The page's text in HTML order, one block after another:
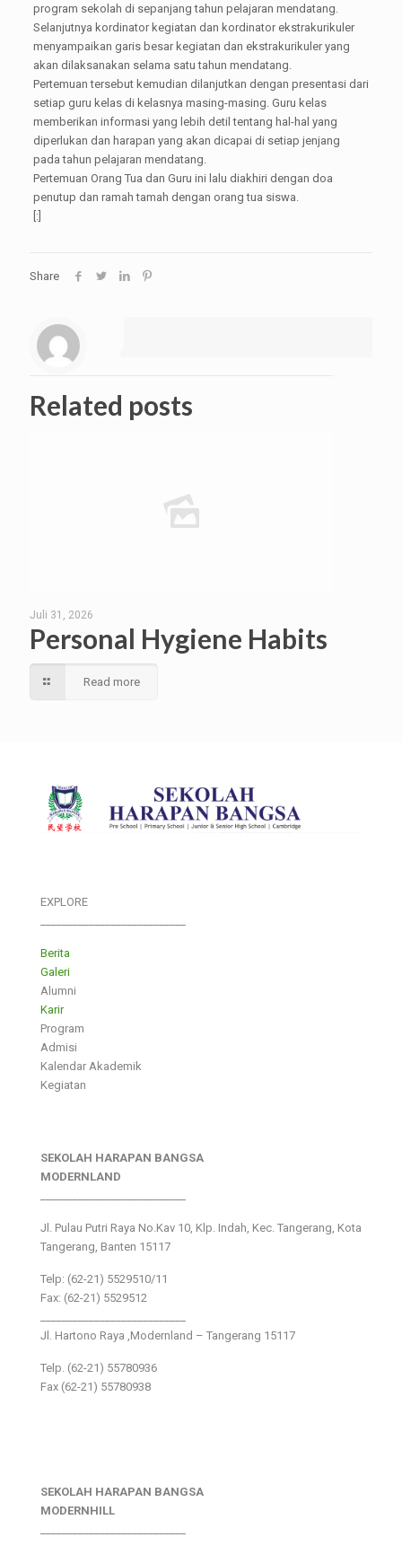
program sekolah di sepanjang tahun pelajaran mendatang.
Selanjutnya kordinator kegiatan dan kordinator ekstrakurikuler
menyampaikan garis besar kegiatan dan ekstrakurikuler yang
akan dilaksanakan selama satu tahun mendatang.
Pertemuan tersebut kemudian dilanjutkan dengan presentasi dari
setiap guru kelas di kelasnya masing-masing. Guru kelas
memberikan informasi yang lebih detil tentang hal-hal yang
diperlukan dan harapan yang akan dicapai di setiap jenjang
pada tahun pelajaran mendatang.
Pertemuan Orang Tua dan Guru ini lalu diakhiri dengan doa
penutup dan ramah tamah dengan orang tua siswa.
[:]
Share
Related posts
Juli 31, 2026
Personal Hygiene Habits
Read more
EXPLORE
Berita
Galeri
Alumni
Karir
Program
Admisi
Kalendar Akademik
Kegiatan
SEKOLAH HARAPAN BANGSA
MODERNLAND
Jl. Pulau Putri Raya No.Kav 10, Klp. Indah, Kec. Tangerang, Kota
Tangerang, Banten 15117
Telp: (62-21) 5529510/11
Fax: (62-21) 5529512
Jl. Hartono Raya ,Modernland – Tangerang 15117
Telp. (62-21) 55780936
Fax (62-21) 55780938
SEKOLAH HARAPAN BANGSA
MODERNHILL